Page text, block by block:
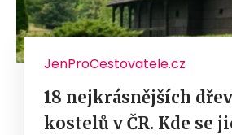
JenProCestovatele.cz
18 nejkrásnějších
kostelů v ČR. Kde se